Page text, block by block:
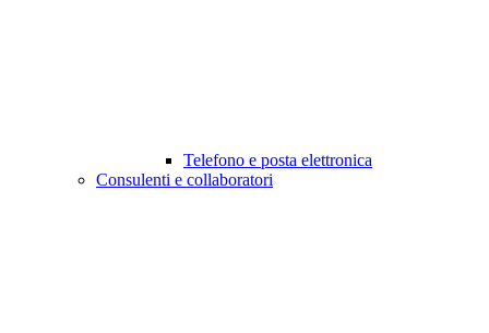
Telefono e posta elettronica
Consulenti e collaboratori